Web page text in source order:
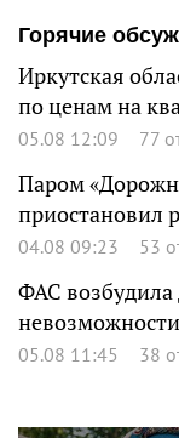
Горячие
Иркутская
по ценам на
05.08 12:09 77
Паром
приостановил
04.08 09:23 53
ФАС возбудила
невозможности
05.08 11:45 38